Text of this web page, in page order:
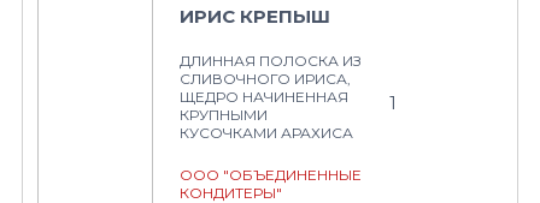
ИРИС КРЕПЫШ
ДЛИННАЯ ПОЛОСКА ИЗ
СЛИВОЧНОГО ИРИСА,
ЩЕДРО НАЧИНЕННАЯ
КРУПНЫМИ
КУСОЧКАМИ АРАХИСА
ООО "ОБЪЕДИНЕННЫЕ
КОНДИТЕРЫ"
1